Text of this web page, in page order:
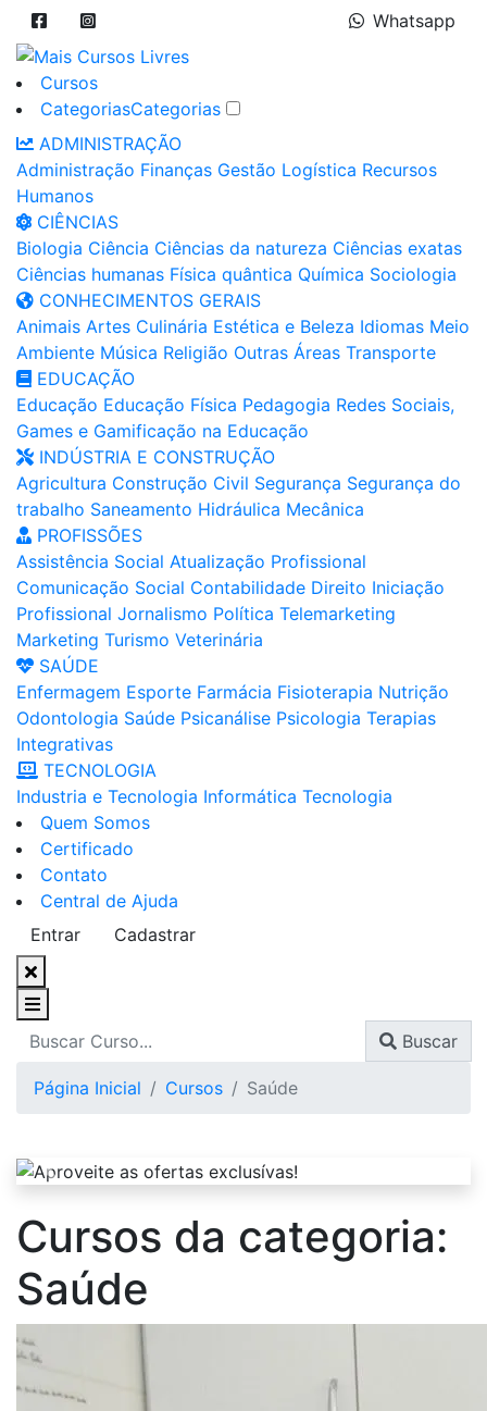
Whatsapp
Cursos
CategoriasCategorias
ADMINISTRAÇÃO
Administração Finanças Gestão Logística Recursos
Humanos
CIÊNCIAS
Biologia Ciência Ciências da natureza Ciências exatas
Ciências humanas Física quântica Química Sociologia
CONHECIMENTOS GERAIS
Animais Artes Culinária Estética e Beleza Idiomas Meio
Ambiente Música Religião Outras Áreas Transporte
EDUCAÇÃO
Educação Educação Física Pedagogia Redes Sociais,
Games e Gamificação na Educação
INDÚSTRIA E CONSTRUÇÃO
Agricultura Construção Civil Segurança Segurança do
trabalho Saneamento Hidráulica Mecânica
PROFISSÕES
Assistência Social Atualização Profissional
Comunicação Social Contabilidade Direito Iniciação
Profissional Jornalismo Política Telemarketing
Marketing Turismo Veterinária
SAÚDE
Enfermagem Esporte Farmácia Fisioterapia Nutrição
Odontologia Saúde Psicanálise Psicologia Terapias
Integrativas
TECNOLOGIA
Industria e Tecnologia Informática Tecnologia
Quem Somos
Certificado
Contato
Central de Ajuda
Entrar
Cadastrar
Buscar
Página Inicial Cursos Saúde
Cursos da categoria:
Saúde